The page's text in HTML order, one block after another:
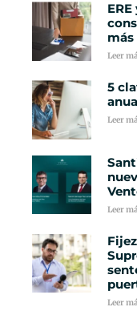
Leer
5
Leer
Leer
Leer